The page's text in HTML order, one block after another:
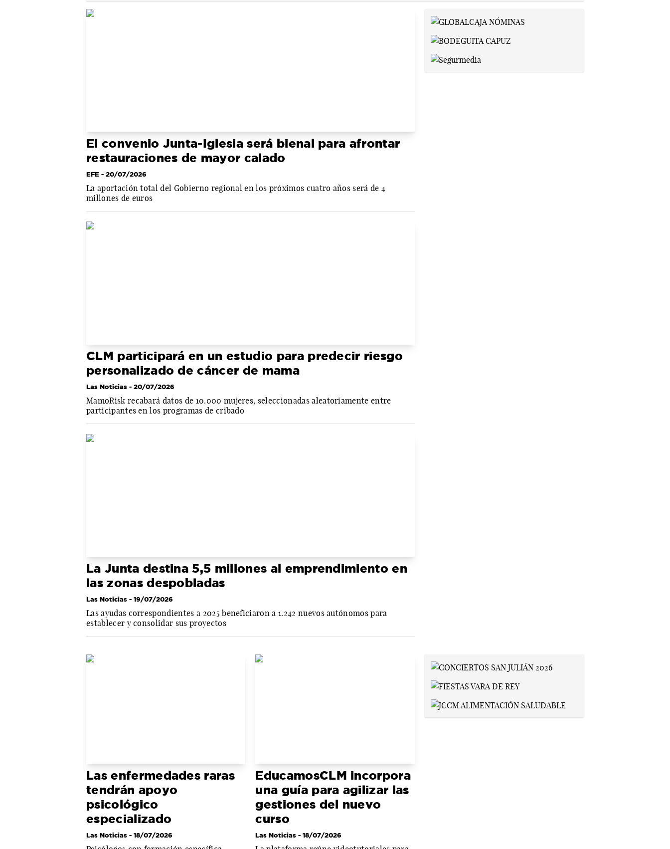
El convenio Junta-Iglesia será bienal para afrontar
restauraciones de mayor calado
EFE - 20/07/2026
La aportación total del Gobierno regional en los próximos cuatro años será de 4
millones de euros
CLM participará en un estudio para predecir riesgo
personalizado de cáncer de mama
Las Noticias - 20/07/2026
MamoRisk recabará datos de 10.000 mujeres, seleccionadas aleatoriamente entre
participantes en los programas de cribado
La Junta destina 5,5 millones al emprendimiento en
las zonas despobladas
Las Noticias - 19/07/2026
Las ayudas correspondientes a 2025 beneficiaron a 1.242 nuevos autónomos para
establecer y consolidar sus proyectos
Las enfermedades raras
tendrán apoyo
psicológico
especializado
Las Noticias - 18/07/2026
EducamosCLM incorpora
una guía para agilizar las
gestiones del nuevo
curso
Las Noticias - 18/07/2026